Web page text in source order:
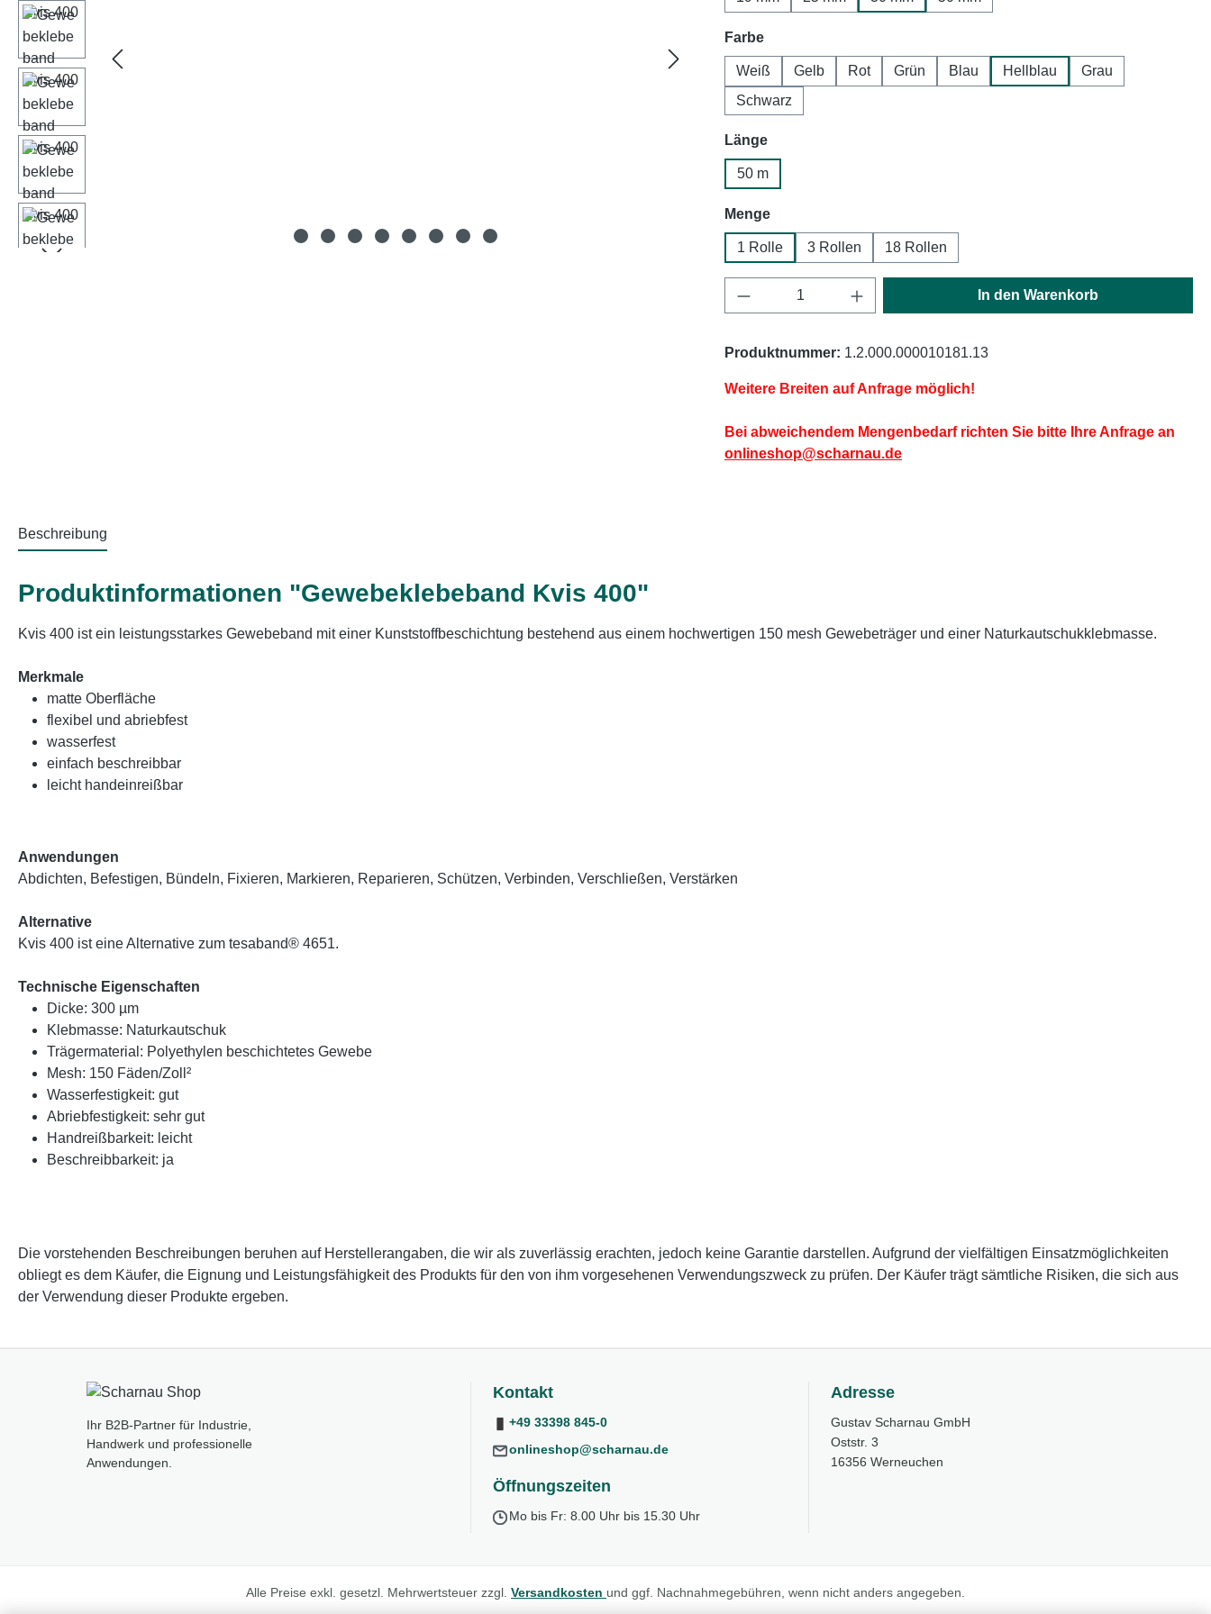
Farbeauswählen
Weiß Gelb Rot Grün Blau Hellblau
Grau
Schwarz
Längeauswählen
50 m
Mengeauswählen
1 Rolle 3 Rollen 18 Rollen
Produkt Anzahl: Gib den gewünschten Wert ein
In den Warenkorb
Produktnummer: 1.2.000.000010181.13
Weitere Breiten auf Anfrage möglich!
Bei abweichendem Mengenbedarf richten Sie bitte Ihre Anfrage an
onlineshop@scharnau.de
Beschreibung
Produktinformationen "Gewebeklebeband Kvis 400"
Kvis 400 ist ein leistungsstarkes Gewebeband mit einer Kunststoffbeschichtung bestehend aus einem hochwertigen 150 mesh Gewebeträger und einer Naturkautschukklebmasse.
Merkmale
matte Oberfläche
flexibel und abriebfest
wasserfest
einfach beschreibbar
leicht handeinreißbar
Anwendungen
Abdichten, Befestigen, Bündeln, Fixieren, Markieren, Reparieren, Schützen, Verbinden, Verschließen, Verstärken
Alternative
Kvis 400 ist eine Alternative zum tesaband® 4651.
Technische Eigenschaften
Dicke: 300 µm
Klebmasse: Naturkautschuk
Trägermaterial: Polyethylen beschichtetes Gewebe
Mesh: 150 Fäden/Zoll²
Wasserfestigkeit: gut
Abriebfestigkeit: sehr gut
Handreißbarkeit: leicht
Beschreibbarkeit: ja
Die vorstehenden Beschreibungen beruhen auf Herstellerangaben, die wir als zuverlässig erachten, jedoch keine Garantie darstellen. Aufgrund der vielfältigen Einsatzmöglichkeiten
obliegt es dem Käufer, die Eignung und Leistungsfähigkeit des Produkts für den von ihm vorgesehenen Verwendungszweck zu prüfen. Der Käufer trägt sämtliche Risiken, die sich aus
der Verwendung dieser Produkte ergeben.
Ihr B2B-Partner für Industrie,
Handwerk und professionelle
Anwendungen.
Kontakt
+49 33398 845-0
onlineshop@scharnau.de
Öffnungszeiten
Mo bis Fr: 8.00 Uhr bis 15.30 Uhr
Adresse
Gustav Scharnau GmbH
Oststr. 3
16356 Werneuchen
Alle Preise exkl. gesetzl. Mehrwertsteuer zzgl. Versandkosten und ggf. Nachnahmegebühren, wenn nicht anders angegeben.